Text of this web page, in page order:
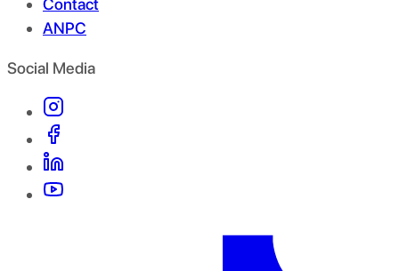
Contact
ANPC
Social Media